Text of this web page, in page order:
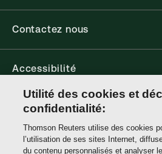
Contactez nous
Accessibilité
Connect
Thomson
Utilité des cookies et
confidentialité:
Thomson Reuters utilise des cookies
l’utilisation de ses sites Internet,
du contenu personnalisés et analyser